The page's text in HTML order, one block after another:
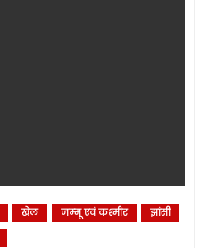
खेल जम्‍मू एवं कश्‍मीर
झांसी